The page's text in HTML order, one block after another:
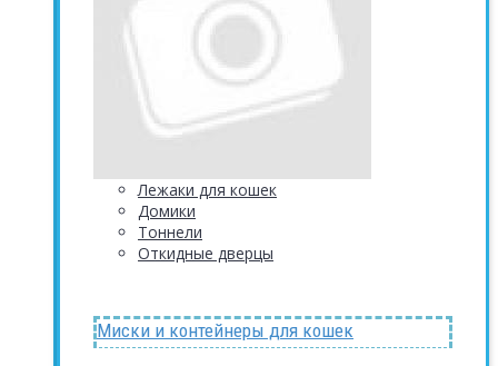
Лежаки для кошек
Домики
Тоннели
Откидные дверцы
Миски и контейнеры для кошек